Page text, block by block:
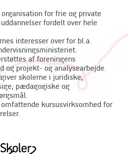
for frie og private
fordelt over hele
interesser over for bl.a.
af foreningens
og projekt- og analysearbejde.
skolerne i juridiske,
pædagogiske og
kursusvirksomhed for